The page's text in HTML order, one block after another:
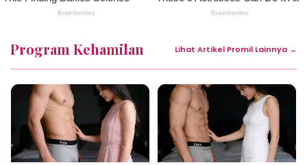
Program Kehamilan Lihat Artikel Promil Lainnya →